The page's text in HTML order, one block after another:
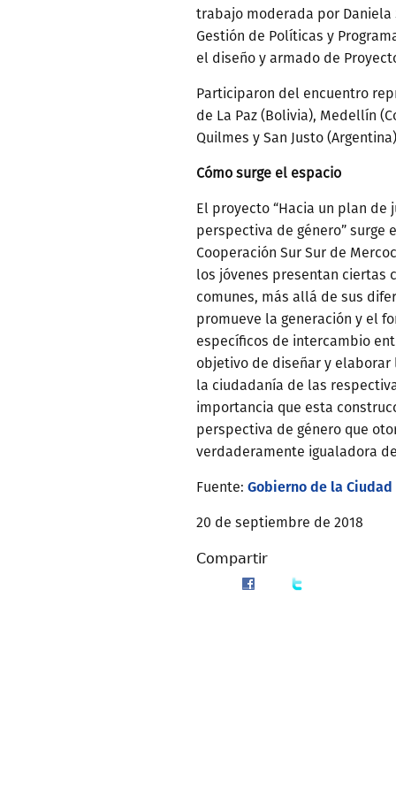
trabajo moderada por Daniela
Gestión de Políticas y
el diseño y armado de
Participaron del encuentro
de La Paz (Bolivia), Medellín
Quilmes y San Justo
Cómo surge el espacio
El proyecto “Hacia un plan de
perspectiva de género” surge
Cooperación Sur Sur de
los jóvenes presentan ciertas
comunes, más allá de sus
promueve la generación y el
específicos de intercambio
objetivo de diseñar y
la ciudadanía de las
importancia que esta
perspectiva de género que
verdaderamente igualadora
Fuente: Gobierno de la
20 de septiembre de 2018
Compartir